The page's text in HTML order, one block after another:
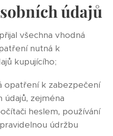
údajů
všechna vhodná
nutná k
kupujícího;
opatření k zabezpečení
zejména
heslem, používání
údržbu